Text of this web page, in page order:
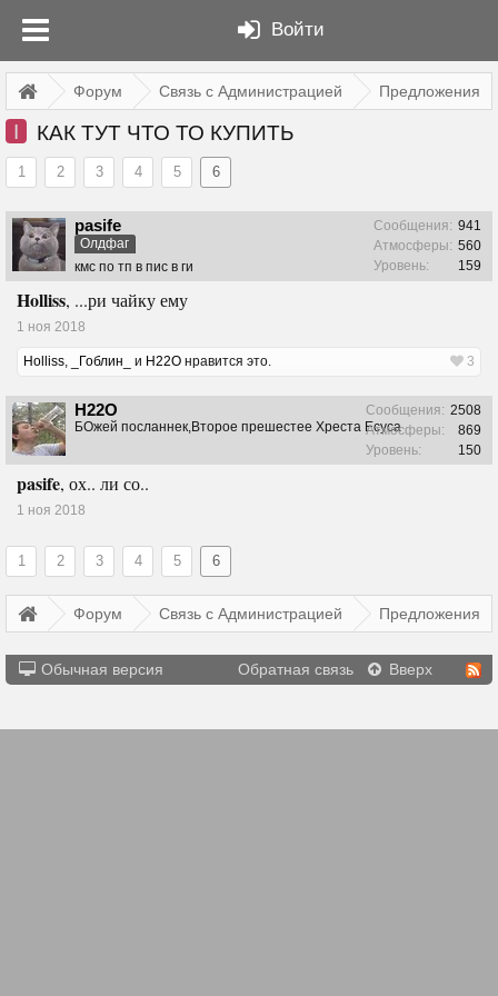
Войти
Форум Связь с Администрацией Предложения
I КАК ТУТ ЧТО ТО КУПИТЬ
1 2 3 4 5 6
pasife
Олдфаг
кмс по тп в пис в ги
Сообщения: 941
Атмосферы: 560
Уровень:
159
Holliss, ...ри чайку ему
1 ноя 2018
Holliss, _Гоблин_ и H22O нравится это. 3
H22O
БОжей посланнек,Второе прешестее Хреста Есуса
Сообщения: 2508
Атмосферы:
869
Уровень:
150
pasife, ох.. ли со..
1 ноя 2018
1 2 3 4 5 6
Форум Связь с Администрацией Предложения
Обычная версия Обратная связь Вверх